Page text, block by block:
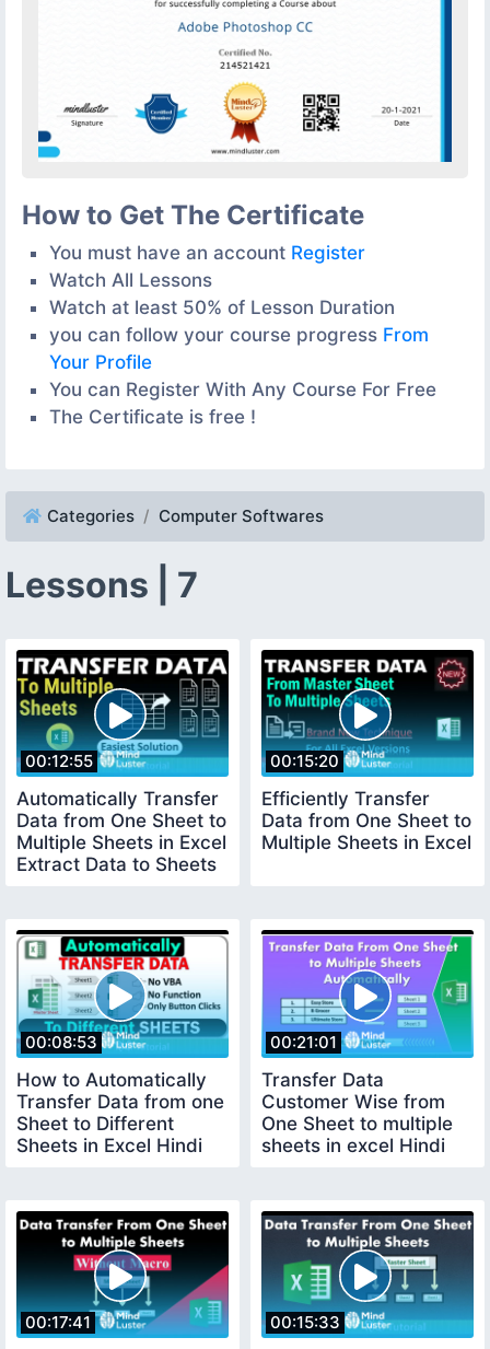
How to Get The Certificate
You must have an account Register
Watch All Lessons
Watch at least 50% of Lesson Duration
you can follow your course progress From
Your Profile
You can Register With Any Course For Free
The Certificate is free !
Categories Computer Softwares
Lessons | 7
00:12:55
Automatically Transfer
Data from One Sheet to
Multiple Sheets in Excel
Extract Data to Sheets
00:15:20
Efficiently Transfer
Data from One Sheet to
Multiple Sheets in Excel
00:08:53
How to Automatically
Transfer Data from one
Sheet to Different
Sheets in Excel Hindi
00:21:01
Transfer Data
Customer Wise from
One Sheet to multiple
sheets in excel Hindi
00:17:41 00:15:33